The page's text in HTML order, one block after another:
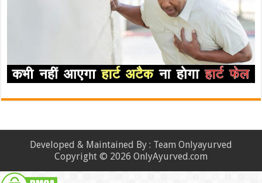
Developed & Maintained By : Team Onlyayurved
Copyright © 2026 OnlyAyurved.com